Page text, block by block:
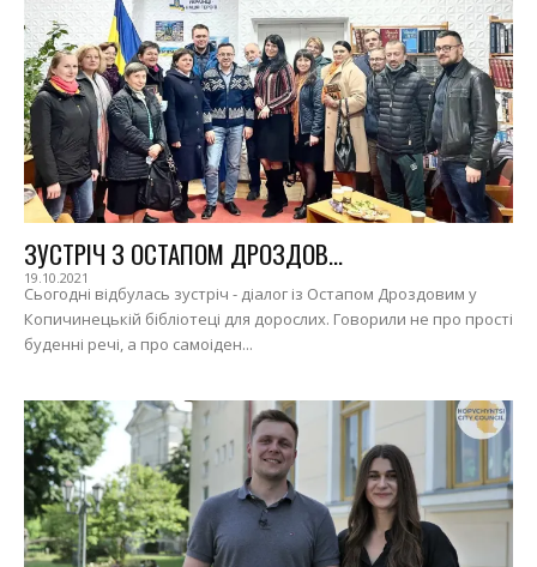
ЗУСТРІЧ З ОСТАПОМ ДРОЗДОВ...
19.10.2021
Сьогодні відбулась зустріч - діалог із Остапом Дроздовим у
Копичинецькій бібліотеці для дорослих. Говорили не про прості
буденні речі, а про самоіден...